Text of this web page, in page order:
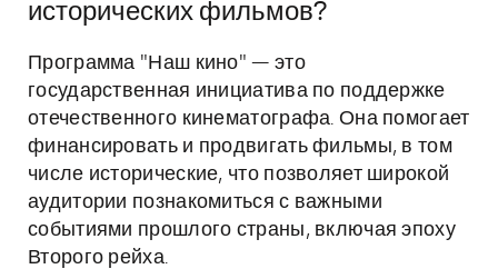
исторических фильмов?
Программа "Наш кино" — это
государственная инициатива по поддержке
отечественного кинематографа. Она помогает
финансировать и продвигать фильмы, в том
числе исторические, что позволяет широкой
аудитории познакомиться с важными
событиями прошлого страны, включая эпоху
Второго рейха.